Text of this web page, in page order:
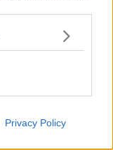
Privacy Policy